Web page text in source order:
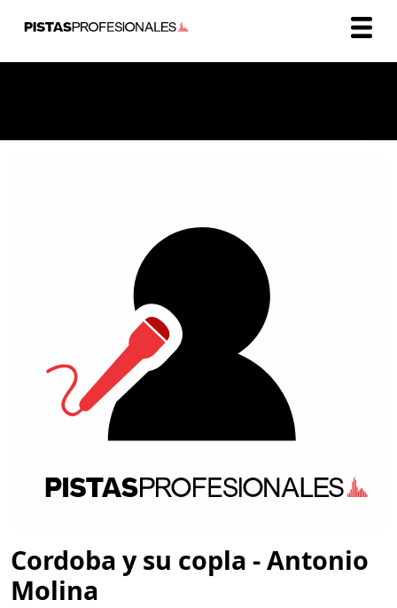
Cordoba y su copla - Antonio
Molina